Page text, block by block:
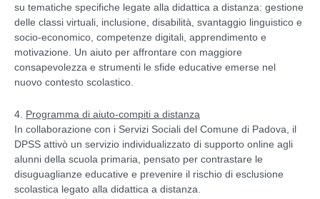
su tematiche specifiche legate alla didattica a distanza: gestione
delle classi virtuali, inclusione, disabilità, svantaggio linguistico e
socio-economico, competenze digitali, apprendimento e
motivazione. Un aiuto per affrontare con maggiore
consapevolezza e strumenti le sfide educative emerse nel
nuovo contesto scolastico.
4. Programma di aiuto-compiti a distanza
In collaborazione con i Servizi Sociali del Comune di Padova, il
DPSS attivò un servizio individualizzato di supporto online agli
alunni della scuola primaria, pensato per contrastare le
disuguaglianze educative e prevenire il rischio di esclusione
scolastica legato alla didattica a distanza.